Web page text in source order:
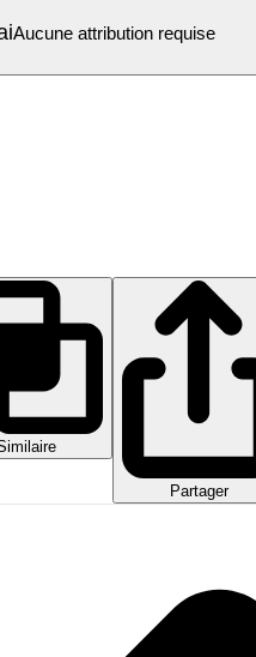
Aucune attribution requise
Partager